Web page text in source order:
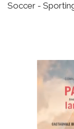
Soccer -